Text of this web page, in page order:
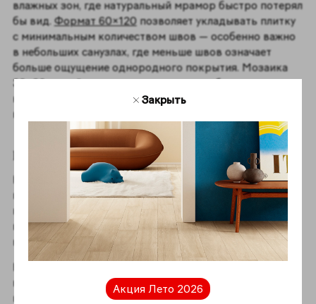
влажных зон, где натуральный мрамор быстро потерял
бы вид. Формат 60×120позволяет укладывать плитку
с минимальным количеством швов — особенно важно
в небольших санузлах, где меньше швов означает
больше ощущение однородного покрытия. Мозаика
30×30 из той же коллекции хорошо работает в
качестве акцентной зоны в душевой или у основания
ванны.
Гостиная и прихожая
Крупный формат идеально подходит для напольного
покрытия в просторных и средних по размеру
помещениях. Текстура Уайт сохраняет лёгкость и
воздух, Грэй добавляет глубину и архитектурную
весомость.
В прихожей — плотная структура керамогранита
выдерживает интенсивную нагрузку, а нейтральная
гамма не «устаревает» с годами. Декоры 30×30
Закрыть
Акция Лето 2026